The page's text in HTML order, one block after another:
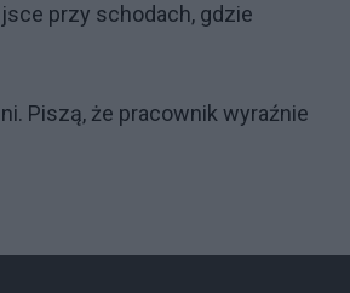
przy schodach, gdzie
Piszą, że pracownik wyraźnie